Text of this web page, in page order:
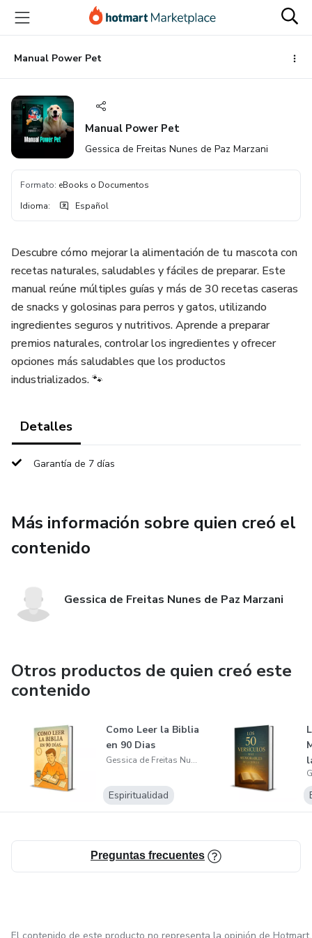
principal
página
de
página
Manual Power Pet
Manual Power Pet
Gessica de Freitas Nunes de Paz Marzani
Formato: eBooks o Documentos
Idioma: Español
Descubre cómo mejorar la alimentación de tu mascota con
recetas naturales, saludables y fáciles de preparar. Este
manual reúne múltiples guías y más de 30 recetas caseras
de snacks y golosinas para perros y gatos, utilizando
ingredientes seguros y nutritivos. Aprende a preparar
premios naturales, controlar los ingredientes y ofrecer
opciones más saludables que los productos
industrializados. 🐾
Detalles
Garantía de 7 días
Más información sobre quien creó el
contenido
Gessica de Freitas Nunes de Paz Marzani
Otros productos de quien creó este
contenido
Como Leer la Biblia
en 90 Dias
Gessica de Freitas Nunes de Paz Marzani
Espiritualidad
Preguntas frecuentes